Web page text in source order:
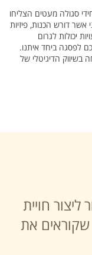
סגולה מעטים הצליחו
דורש הכנות, פיזיות
יכולות לגרום
לפסגה ביחד איתנו.
הדיגיטלי של
ליצור חויית
את